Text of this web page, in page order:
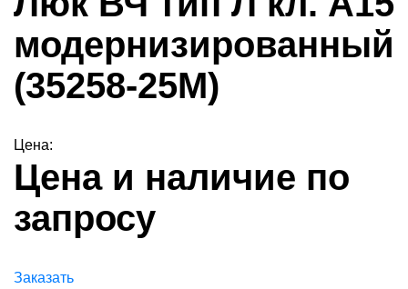
модернизированный
(35258-25M)
Цена:
Цена и наличие по
запросу
Заказать